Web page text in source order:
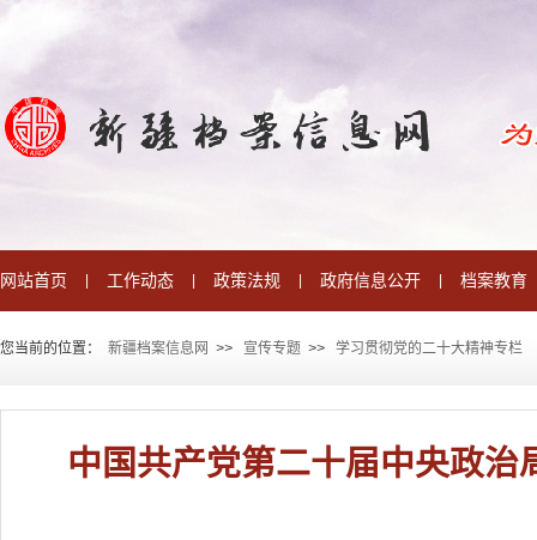
网站首页 工作动态 政策法规 政府信息公开 档案教育
您当前的位置： 新疆档案信息网 >> 宣传专题 >> 学习贯彻党的二十大精神专栏
中国共产党第二十届中央政